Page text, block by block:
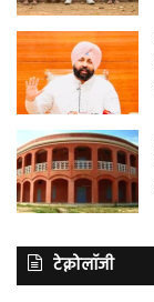
टेक्नोलॉजी